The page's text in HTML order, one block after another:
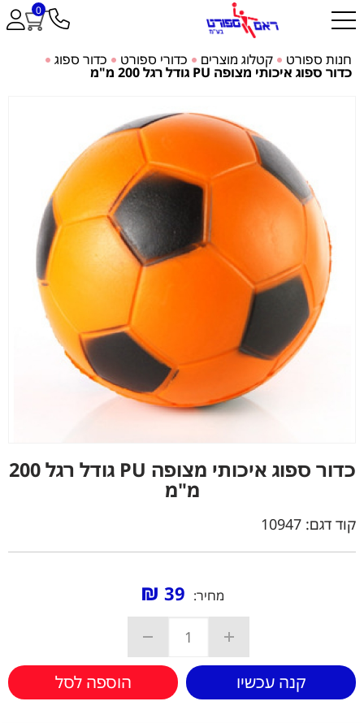
0
חנות ספורט קטלוג מוצרים כדורי ספורט כדור ספוג
כדור ספוג איכותי מצופה PU גודל רגל 200 מ"מ
כדור ספוג איכותי מצופה PU גודל רגל 200
מ"מ
קוד דגם: 10947
מחיר: 39
₪
קנה עכשיו הוספה לסל